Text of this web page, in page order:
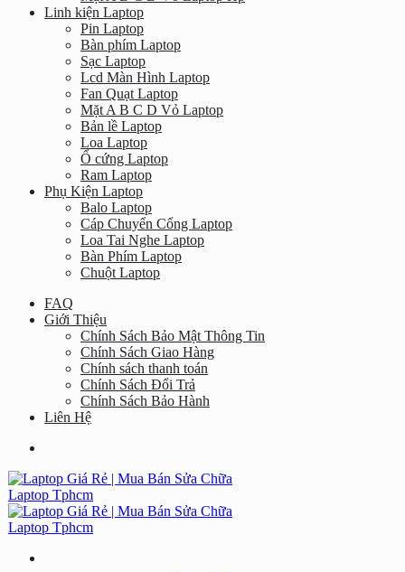
Linh kiện Laptop
Pin Laptop
Bàn phím Laptop
Sạc Laptop
Lcd Màn Hình Laptop
Fan Quạt Laptop
Mặt A B C D Vỏ Laptop
Bản lề Laptop
Loa Laptop
Ổ cứng Laptop
Ram Laptop
Phụ Kiện Laptop
Balo Laptop
Cáp Chuyển Cổng Laptop
Loa Tai Nghe Laptop
Bàn Phím Laptop
Chuột Laptop
FAQ
Giới Thiệu
Chính Sách Bảo Mật Thông Tin
Chính Sách Giao Hàng
Chính sách thanh toán
Chính Sách Đổi Trả
Chính Sách Bảo Hành
Liên Hệ